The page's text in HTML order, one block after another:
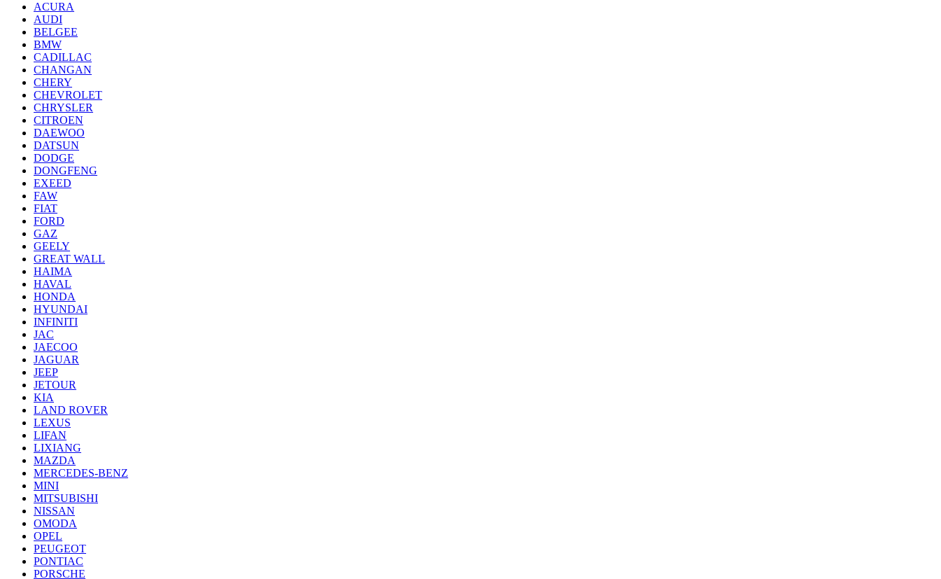
ACURA
AUDI
BELGEE
BMW
CADILLAC
CHANGAN
CHERY
CHEVROLET
CHRYSLER
CITROEN
DAEWOO
DATSUN
DODGE
DONGFENG
EXEED
FAW
FIAT
FORD
GAZ
GEELY
GREAT WALL
HAIMA
HAVAL
HONDA
HYUNDAI
INFINITI
JAC
JAECOO
JAGUAR
JEEP
JETOUR
KIA
LAND ROVER
LEXUS
LIFAN
LIXIANG
MAZDA
MERCEDES-BENZ
MINI
MITSUBISHI
NISSAN
OMODA
OPEL
PEUGEOT
PONTIAC
PORSCHE